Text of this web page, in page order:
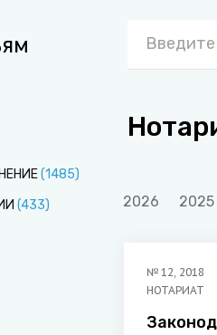
(1485)
(433)
2026 2025
№ 12, 2018
НОТАРИАТ